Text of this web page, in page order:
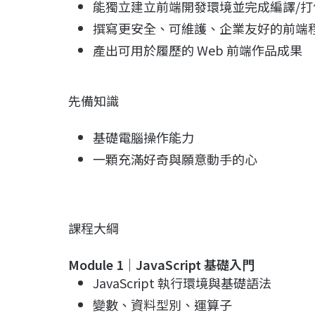
能獨立建立前端開發環境並完成編譯/
撰寫更安全、可維護、企業友好的前端
產出可用於履歷的 Web 前端作品成果
先備知識
基礎電腦操作能力
一顆充滿好奇與願意動手的心
課程大綱
Module 1 ｜ JavaScript基礎入門
JavaScript 執行環境與基礎語法
變數、資料型別、運算子